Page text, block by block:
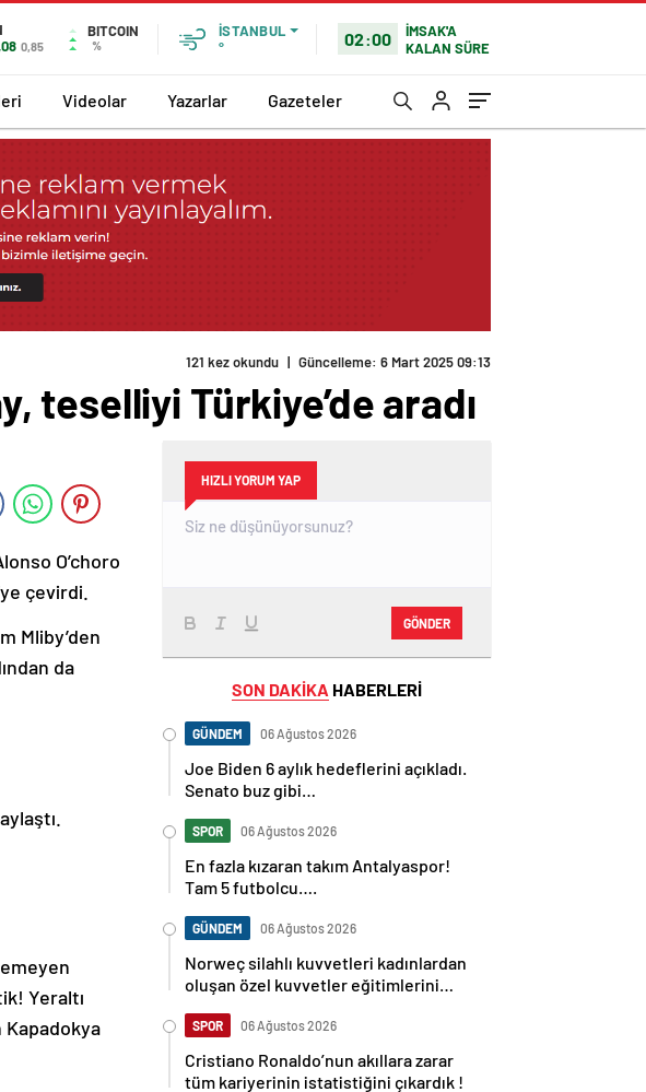
0,85
BITCOIN
%
İSTANBUL
°
02:00
İMSAK'A
KALAN SÜRE
Videolar Yazarlar Gazeteler
121 kez okundu | Güncelleme: 6 Mart 2025 09:13
teselliyi Türkiye’de aradı
O’choro
çevirdi.
Mliby’den
da
Yeraltı
HIZLI YORUM YAP
GÖNDER
SON DAKİKA HABERLERİ
GÜNDEM 06 Ağustos 2026
Joe Biden 6 aylık hedeflerini açıkladı.
Senato buz gibi…
SPOR 06 Ağustos 2026
En fazla kızaran takım Antalyaspor!
Tam 5 futbolcu….
GÜNDEM 06 Ağustos 2026
Norweç silahlı kuvvetleri kadınlardan
oluşan özel kuvvetler eğitimlerini
SPOR 06 Ağustos 2026
Cristiano Ronaldo’nun akıllara zarar
tüm kariyerinin istatistiğini çıkardık !